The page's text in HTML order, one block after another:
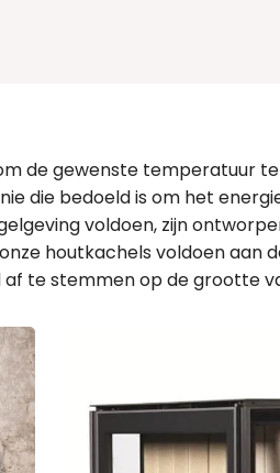
de gewenste
die bedoeld is om het
voldoen, zijn
houtkachels voldoen aan
te stemmen op de grootte